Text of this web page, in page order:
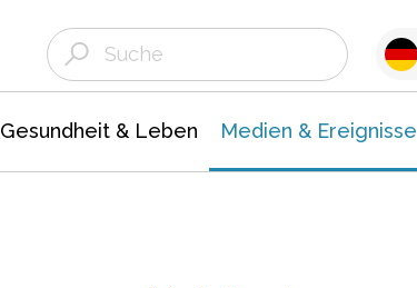
Gesundheit & Leben Medien & Ereignisse